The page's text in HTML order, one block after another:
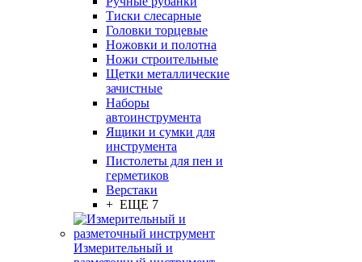
Тиски слесарные
Головки торцевые
Ножовки и полотна
Ножи строительные
Щетки металлические
зачистные
Наборы
автоинструмента
Ящики и сумки для
инструмента
Пистолеты для пен и
герметиков
Верстаки
+ ЕЩЕ 7
Измерительный и